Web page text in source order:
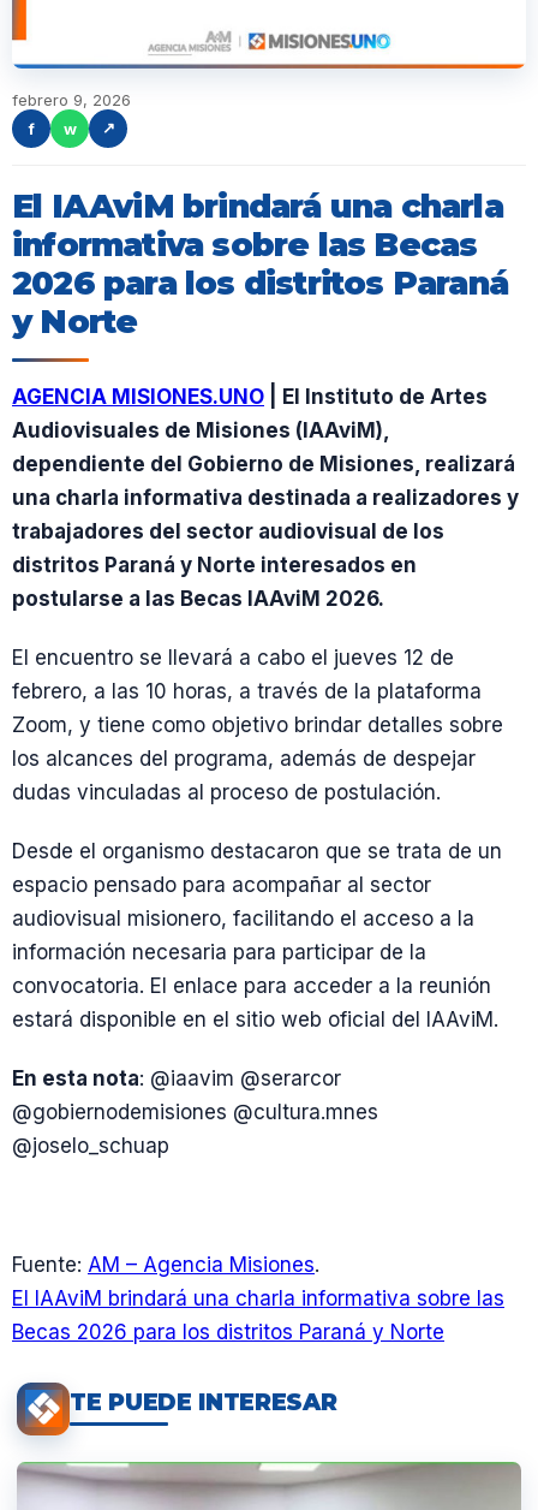
febrero 9, 2026
f
w ↗
El IAAviM brindará una charla
informativa sobre las Becas
2026 para los distritos Paraná
y Norte
AGENCIA MISIONES.UNO | El Instituto de Artes
Audiovisuales de Misiones (IAAviM),
dependiente del Gobierno de Misiones, realizará
una charla informativa destinada a realizadores y
trabajadores del sector audiovisual de los
distritos Paraná y Norte interesados en
postularse a las Becas IAAviM 2026.
El encuentro se llevará a cabo el jueves 12 de
febrero, a las 10 horas, a través de la plataforma
Zoom, y tiene como objetivo brindar detalles sobre
los alcances del programa, además de despejar
dudas vinculadas al proceso de postulación.
Desde el organismo destacaron que se trata de un
espacio pensado para acompañar al sector
audiovisual misionero, facilitando el acceso a la
información necesaria para participar de la
convocatoria. El enlace para acceder a la reunión
estará disponible en el sitio web oficial del IAAviM.
En esta nota: @iaavim @serarcor
@gobiernodemisiones @cultura.mnes
@joselo_schuap
Fuente: AM – Agencia Misiones.
El IAAviM brindará una charla informativa sobre las
Becas 2026 para los distritos Paraná y Norte
TE PUEDE INTERESAR